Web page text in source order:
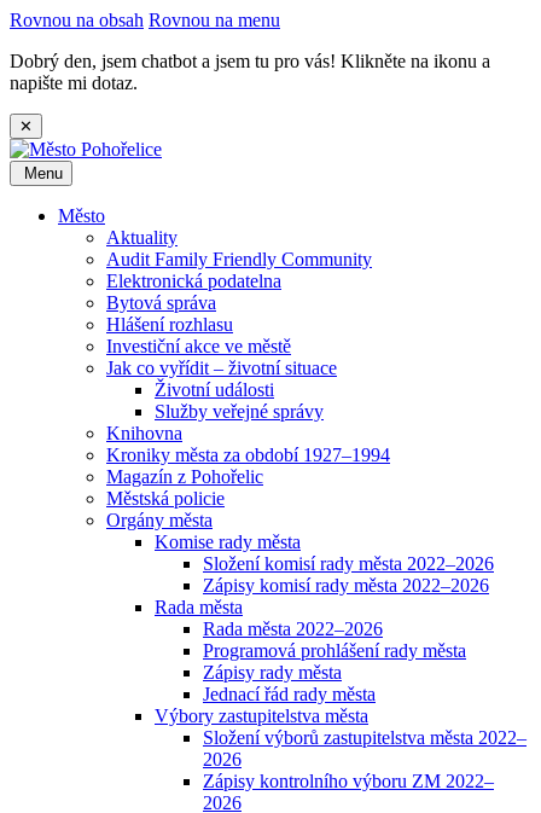
Rovnou na obsah Rovnou na menu
Dobrý den, jsem chatbot a jsem tu pro vás! Klikněte na ikonu a
napište mi dotaz.
✕
Menu
Město
Aktuality
Audit Family Friendly Community
Elektronická podatelna
Bytová správa
Hlášení rozhlasu
Investiční akce ve městě
Jak co vyřídit – životní situace
Životní události
Služby veřejné správy
Knihovna
Kroniky města za období 1927–1994
Magazín z Pohořelic
Městská policie
Orgány města
Komise rady města
Složení komisí rady města 2022–2026
Zápisy komisí rady města 2022–2026
Rada města
Rada města 2022–2026
Programová prohlášení rady města
Zápisy rady města
Jednací řád rady města
Výbory zastupitelstva města
Složení výborů zastupitelstva města 2022–
2026
Zápisy kontrolního výboru ZM 2022–
2026